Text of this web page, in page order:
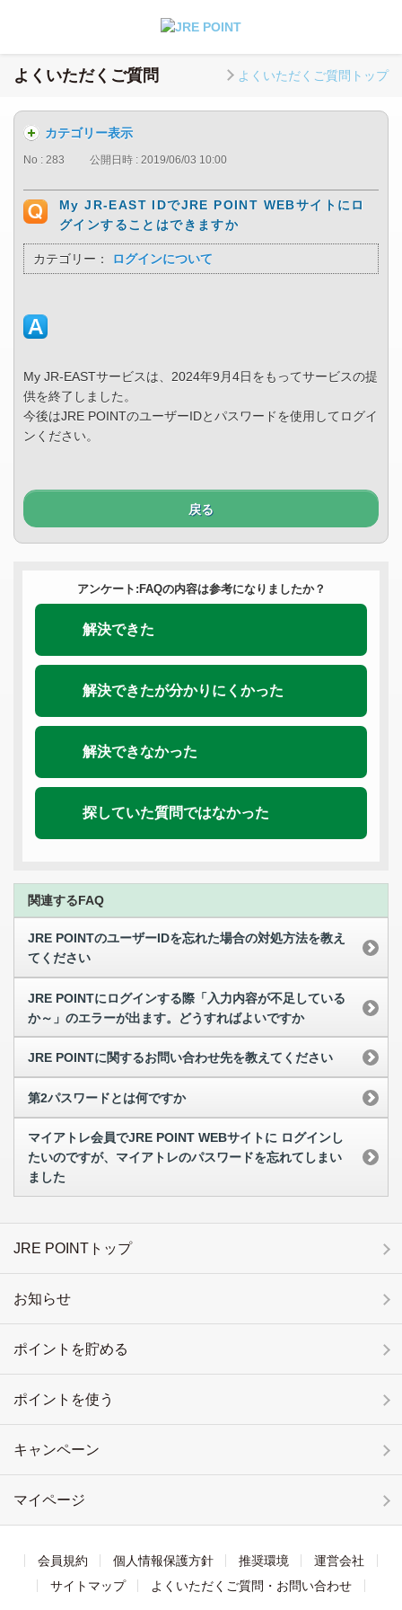
よくいただくご質問 よくいただくご質問トップ
カテゴリー表示
No : 283 公開日時 : 2019/06/03 10:00
My JR-EAST IDでJRE POINT WEBサイトにロ
グインすることはできますか
カテゴリー： ログインについて
My JR-EASTサービスは、2024年9月4日をもってサービスの提
供を終了しました。
今後はJRE POINTのユーザーIDとパスワードを使用してログイ
ンください。
戻る
アンケート:FAQの内容は参考になりましたか？
解決できた
解決できたが分かりにくかった
解決できなかった
探していた質問ではなかった
関連するFAQ
JRE POINTのユーザーIDを忘れた場合の対処方法を教え
てください
JRE POINTにログインする際「入力内容が不足している
か～」のエラーが出ます。どうすればよいですか
JRE POINTに関するお問い合わせ先を教えてください
第2パスワードとは何ですか
マイアトレ会員でJRE POINT WEBサイトに ログインし
たいのですが、マイアトレのパスワードを忘れてしまい
ました
JRE POINTトップ
お知らせ
ポイントを貯める
ポイントを使う
キャンペーン
マイページ
会員規約 個人情報保護方針 推奨環境
運営会社
サイトマップ
よくいただくご質問・お問い合わせ